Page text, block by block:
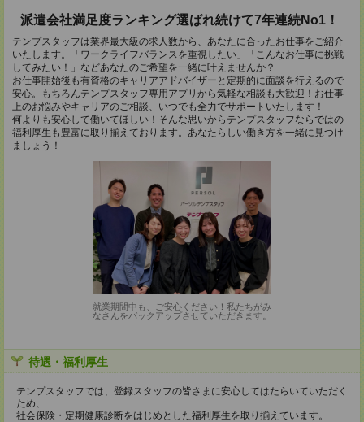
派遣会社満足度ランキング選ばれ続けて7年連続No1！
テンプスタッフは業界最大級の求人数から、あなたに合ったお仕事をご紹介
いたします。「ワークライフバランスを重視したい」「こんなお仕事に挑戦
してみたい！」などあなたのご希望を一緒に叶えませんか？
お仕事開始後も有資格のキャリアアドバイザーと定期的に面談を行えるので
安心。もちろんテンプスタッフ専用アプリから気軽な相談も大歓迎！お仕事
上のお悩みやキャリアのご相談、いつでも全力でサポートいたします！
何よりも安心して働いてほしい！そんな思いからテンプスタッフならではの
福利厚生も豊富に取り揃えております。あなたらしい働き方を一緒に見つけ
ましょう！
就業期間中も、ご安心ください！私たちがみ
なさんをバックアップさせていただきます。
待遇・福利厚生
テンプスタッフでは、登録スタッフの皆さまに安心してはたらいていただく
ため、
社会保険・定期健康診断をはじめとした福利厚生を取り揃えています。